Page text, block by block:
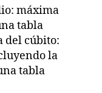
máxima
tabla
del cúbito:
la
tabla